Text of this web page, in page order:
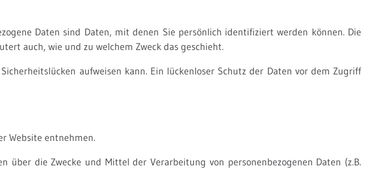
Daten sind Daten, mit denen Sie persönlich identifiziert werden können. Die
auch, wie und zu welchem Zweck das geschieht.
aufweisen kann. Ein lückenloser Schutz der Daten vor dem Zugriff
Website entnehmen.
die Zwecke und Mittel der Verarbeitung von personenbezogenen Daten (z.B.